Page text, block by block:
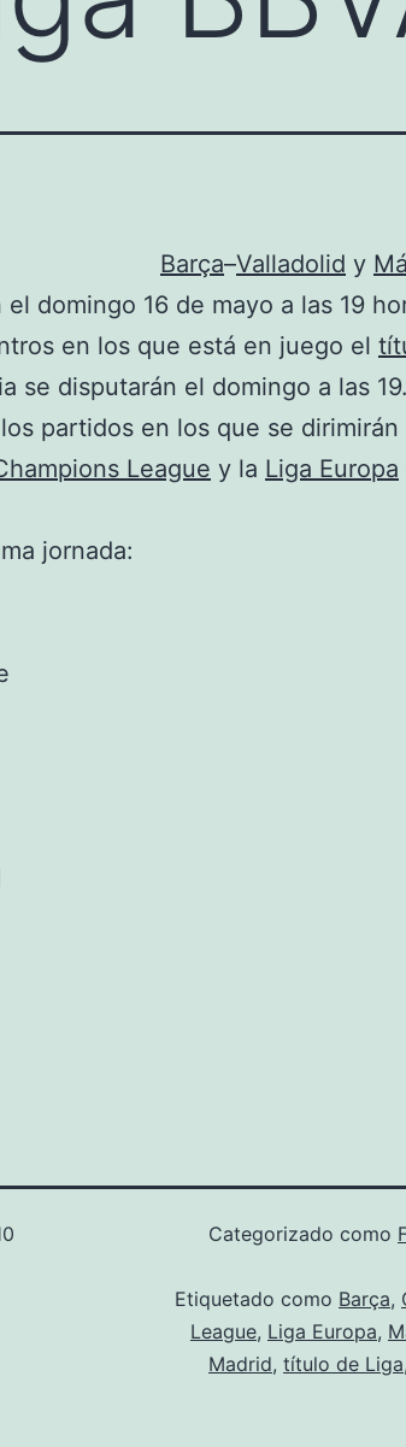
Barça–Valladolid y
el domingo 16 de mayo a las 19
en los que está en juego el
se disputarán el domingo a las
partidos en los que se dirimirán
League y la Liga Europa
jornada:
Categorizado como
Etiquetado como Barça,
League, Liga Europa,
Madrid, título de Liga,